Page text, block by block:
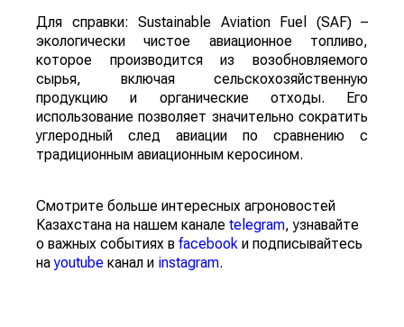
Для справки: Sustainable Aviation Fuel (SAF) –
экологически чистое авиационное топливо,
которое производится из возобновляемого
сырья, включая сельскохозяйственную
продукцию и органические отходы. Его
использование позволяет значительно сократить
углеродный след авиации по сравнению с
традиционным авиационным керосином.
Смотрите больше интересных агроновостей
Казахстана на нашем канале telegram, узнавайте
о важных событиях в facebook и подписывайтесь
наyoutube канал и instagram.